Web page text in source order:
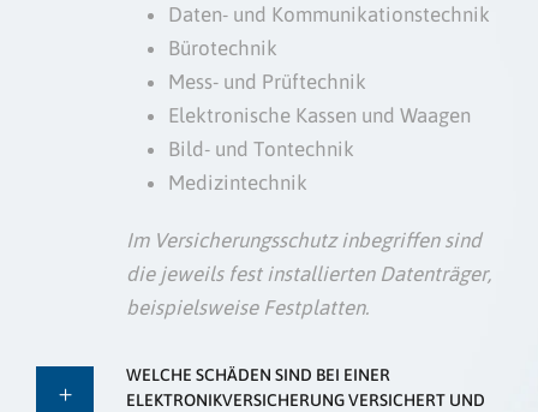
Daten- und Kommunikationstechnik
Bürotechnik
Mess- und Prüftechnik
Elektronische Kassen und Waagen
Bild- und Tontechnik
Medizintechnik
Im Versicherungsschutz inbegriffen sind
die jeweils fest installierten Datenträger,
beispielsweise Festplatten.
WELCHE SCHÄDEN SIND BEI EINER
ELEKTRONIKVERSICHERUNG VERSICHERT UND